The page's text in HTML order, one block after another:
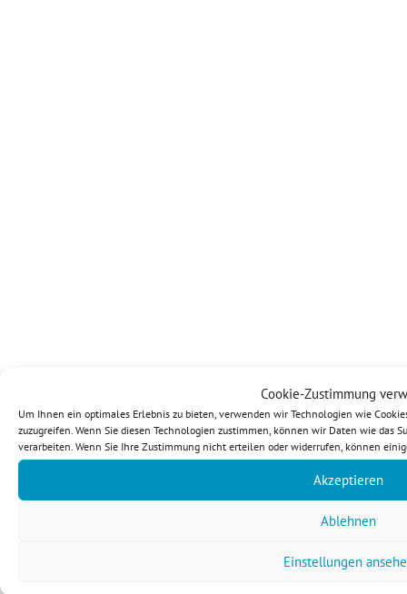
Cookie-Zustimmung
Um Ihnen ein optimales Erlebnis zu bieten, verwenden wir Technologien wie
zuzugreifen. Wenn Sie diesen Technologien zustimmen, können wir Daten wie das
verarbeiten. Wenn Sie Ihre Zustimmung nicht erteilen oder widerrufen, können
Akzeptieren
Ablehnen
Einstellungen